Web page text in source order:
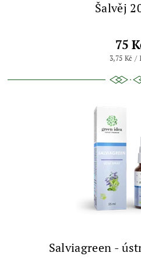
Šalvěj
75
3,75 Kč /
Salviagreen -